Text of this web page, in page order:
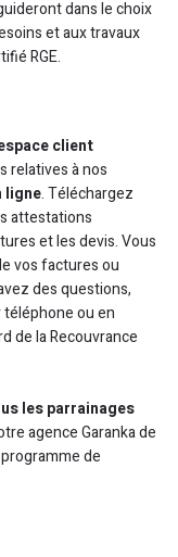
dans le choix
et aux travaux
RGE.
client
relatives à nos
ligne. Téléchargez
attestations
et les devis. Vous
vos factures ou
des questions,
ou en
de la Recouvrance
les parrainages
agence Garanka de
de